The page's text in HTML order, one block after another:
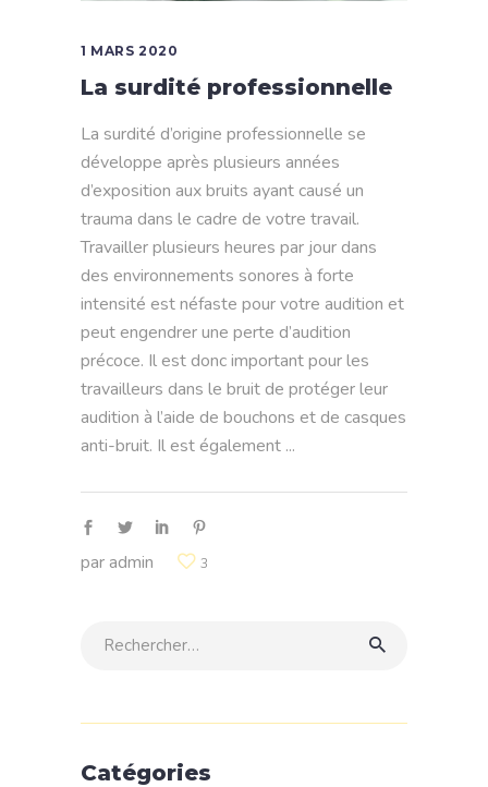
1 MARS 2020
La surdité professionnelle
La surdité d’origine professionnelle se
développe après plusieurs années
d’exposition aux bruits ayant causé un
trauma dans le cadre de votre travail.
Travailler plusieurs heures par jour dans
des environnements sonores à forte
intensité est néfaste pour votre audition et
peut engendrer une perte d’audition
précoce. Il est donc important pour les
travailleurs dans le bruit de protéger leur
audition à l’aide de bouchons et de casques
anti-bruit. Il est également
paradmin 3
Rechercher:
Catégories